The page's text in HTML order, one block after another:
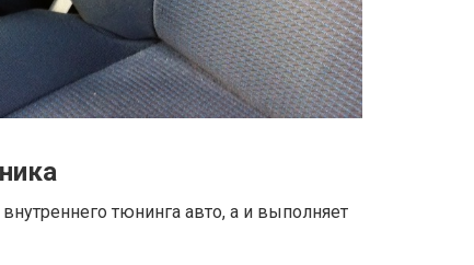
тюнинга авто, а и выполняет